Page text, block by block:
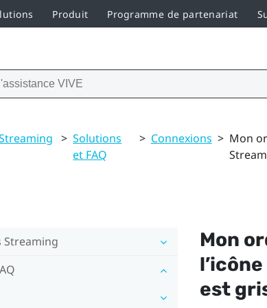
Produit Programme de partenariat
> Solutions
et FAQ
> Connexions > Mon
Streaming
Mon
est